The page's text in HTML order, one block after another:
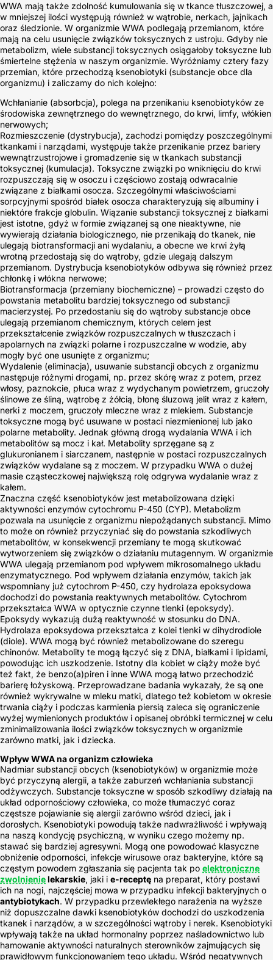
WWA mają także zdolność kumulowania się w tkance tłuszczowej, a
w mniejszej ilości występują również w wątrobie, nerkach, jajnikach
oraz śledzionie. W organizmie WWA podlegają przemianom, które
mają na celu usunięcie związków toksycznych z ustroju. Gdyby nie
metabolizm, wiele substancji toksycznych osiągałoby toksyczne lub
śmiertelne stężenia w naszym organizmie. Wyróżniamy cztery fazy
przemian, które przechodzą ksenobiotyki (substancje obce dla
organizmu) i zaliczamy do nich kolejno:
Wchłanianie (absorbcja), polega na przenikaniu ksenobiotyków ze
środowiska zewnętrznego do wewnętrznego, do krwi, limfy, włókien
nerwowych;
Rozmieszczenie (dystrybucja), zachodzi pomiędzy poszczególnymi
tkankami i narządami, występuje także przenikanie przez bariery
wewnątrzustrojowe i gromadzenie się w tkankach substancji
toksycznej (kumulacja). Toksyczne związki po wniknięciu do krwi
rozpuszczają się w osoczu i częściowo zostają odwracalnie
związane z białkami osocza. Szczególnymi właściwościami
sorpcyjnymi spośród białek osocza charakteryzują się albuminy i
niektóre frakcje globulin. Wiązanie substancji toksycznej z białkami
jest istotne, gdyż w formie związanej są one nieaktywne, nie
wywierają działania biologicznego, nie przenikają do tkanek, nie
ulegają biotransformacji ani wydalaniu, a obecne we krwi żyłą
wrotną przedostają się do wątroby, gdzie ulegają dalszym
przemianom. Dystrybucja ksenobiotyków odbywa się również przez
chłonkę i włókna nerwowe;
Biotransformacja (przemiany biochemiczne) – prowadzi często do
powstania metabolitu bardziej toksycznego od substancji
macierzystej. Po przedostaniu się do wątroby substancje obce
ulegają przemianom chemicznym, których celem jest
przekształcenie związków rozpuszczalnych w tłuszczach i
apolarnych na związki polarne i rozpuszczalne w wodzie, aby
mogły być one usunięte z organizmu;
Wydalenie (eliminacja), usuwanie substancji obcych z organizmu
następuje różnymi drogami, np. przez skórę wraz z potem, przez
włosy, paznokcie, płuca wraz z wydychanym powietrzem, gruczoły
ślinowe ze śliną, wątrobę z żółcią, błonę śluzową jelit wraz z kałem,
nerki z moczem, gruczoły mleczne wraz z mlekiem. Substancje
toksyczne mogą być usuwane w postaci niezmienionej lub jako
polarne metabolity. Jednak główną drogą wydalania WWA i ich
metabolitów są mocz i kał. Metabolity sprzęgane są z
glukuronianem i siarczanem, następnie w postaci rozpuszczalnych
związków wydalane są z moczem. W przypadku WWA o dużej
masie cząsteczkowej największą rolę odgrywa wydalanie wraz z
kałem.
Znaczna część ksenobiotyków jest metabolizowana dzięki
aktywności enzymów cytochromu P-450 (CYP). Metabolizm
pozwala na usunięcie z organizmu niepożądanych substancji. Mimo
to może on również przyczyniać się do powstania szkodliwych
metabolitów, w konsekwencji przemiany te mogą skutkować
wytworzeniem się związków o działaniu mutagennym. W organizmie
WWA ulegają przemianom pod wpływem mikrosomalnego układu
enzymatycznego. Pod wpływem działania enzymów, takich jak
wspomniany już cytochrom P-450, czy hydrolaza epoksydowa
dochodzi do powstania reaktywnych metabolitów. Cytochrom
przekształca WWA w optycznie czynne tlenki (epoksydy).
Epoksydy wykazują dużą reaktywność w stosunku do DNA.
Hydrolaza epoksydowa przekształca z kolei tlenki w dihydrodiole
(diole). WWA mogą być również metabolizowane do szeregu
chinonów. Metabolity te mogą łączyć się z DNA, białkami i lipidami,
powodując ich uszkodzenie. Istotny dla kobiet w ciąży może być
też fakt, że benzo(a)piren i inne WWA mogą łatwo przechodzić
barierę łożyskową. Przeprowadzane badania wykazały, że są one
również wykrywalne w mleku matki, dlatego też kobietom w okresie
trwania ciąży i podczas karmienia piersią zaleca się ograniczenie
wyżej wymienionych produktów i opisanej obróbki termicznej w celu
zminimalizowania ilości związków toksycznych w organizmie
zarówno matki, jak i dziecka.
Wpływ WWA na organizm człowieka
Nadmiar substancji obcych (ksenobiotyków) w organizmie może
być przyczyną alergii, a także zaburzeń wchłaniania substancji
odżywczych. Substancje toksyczne w sposób szkodliwy działają na
układ odpornościowy człowieka, co może tłumaczyć coraz
częstsze pojawianie się alergii zarówno wśród dzieci, jak i
dorosłych. Ksenobiotyki powodują także nadwrażliwość i wpływają
na naszą kondycję psychiczną, w wyniku czego możemy np.
stawać się bardziej agresywni. Mogą one powodować klasyczne
obniżenie odporności, infekcje wirusowe oraz bakteryjne, które są
częstym powodem zgłaszania się pacjenta tak po elektroniczne
zwolnienielekarskie, jaki i e-receptę na preparat, który postawi
ich na nogi, najczęściej mowa w przypadku infekcji bakteryjnych o
antybiotykach. W przypadku przewlekłego narażenia na wyższe
niż dopuszczalne dawki ksenobiotyków dochodzi do uszkodzenia
tkanek i narządów, a w szczególności wątroby i nerek. Ksenobiotyki
wpływają także na układ hormonalny poprzez naśladownictwo lub
hamowanie aktywności naturalnych sterowników zajmujących się
prawidłowym funkcjonowaniem tego układu. Wśród negatywnych